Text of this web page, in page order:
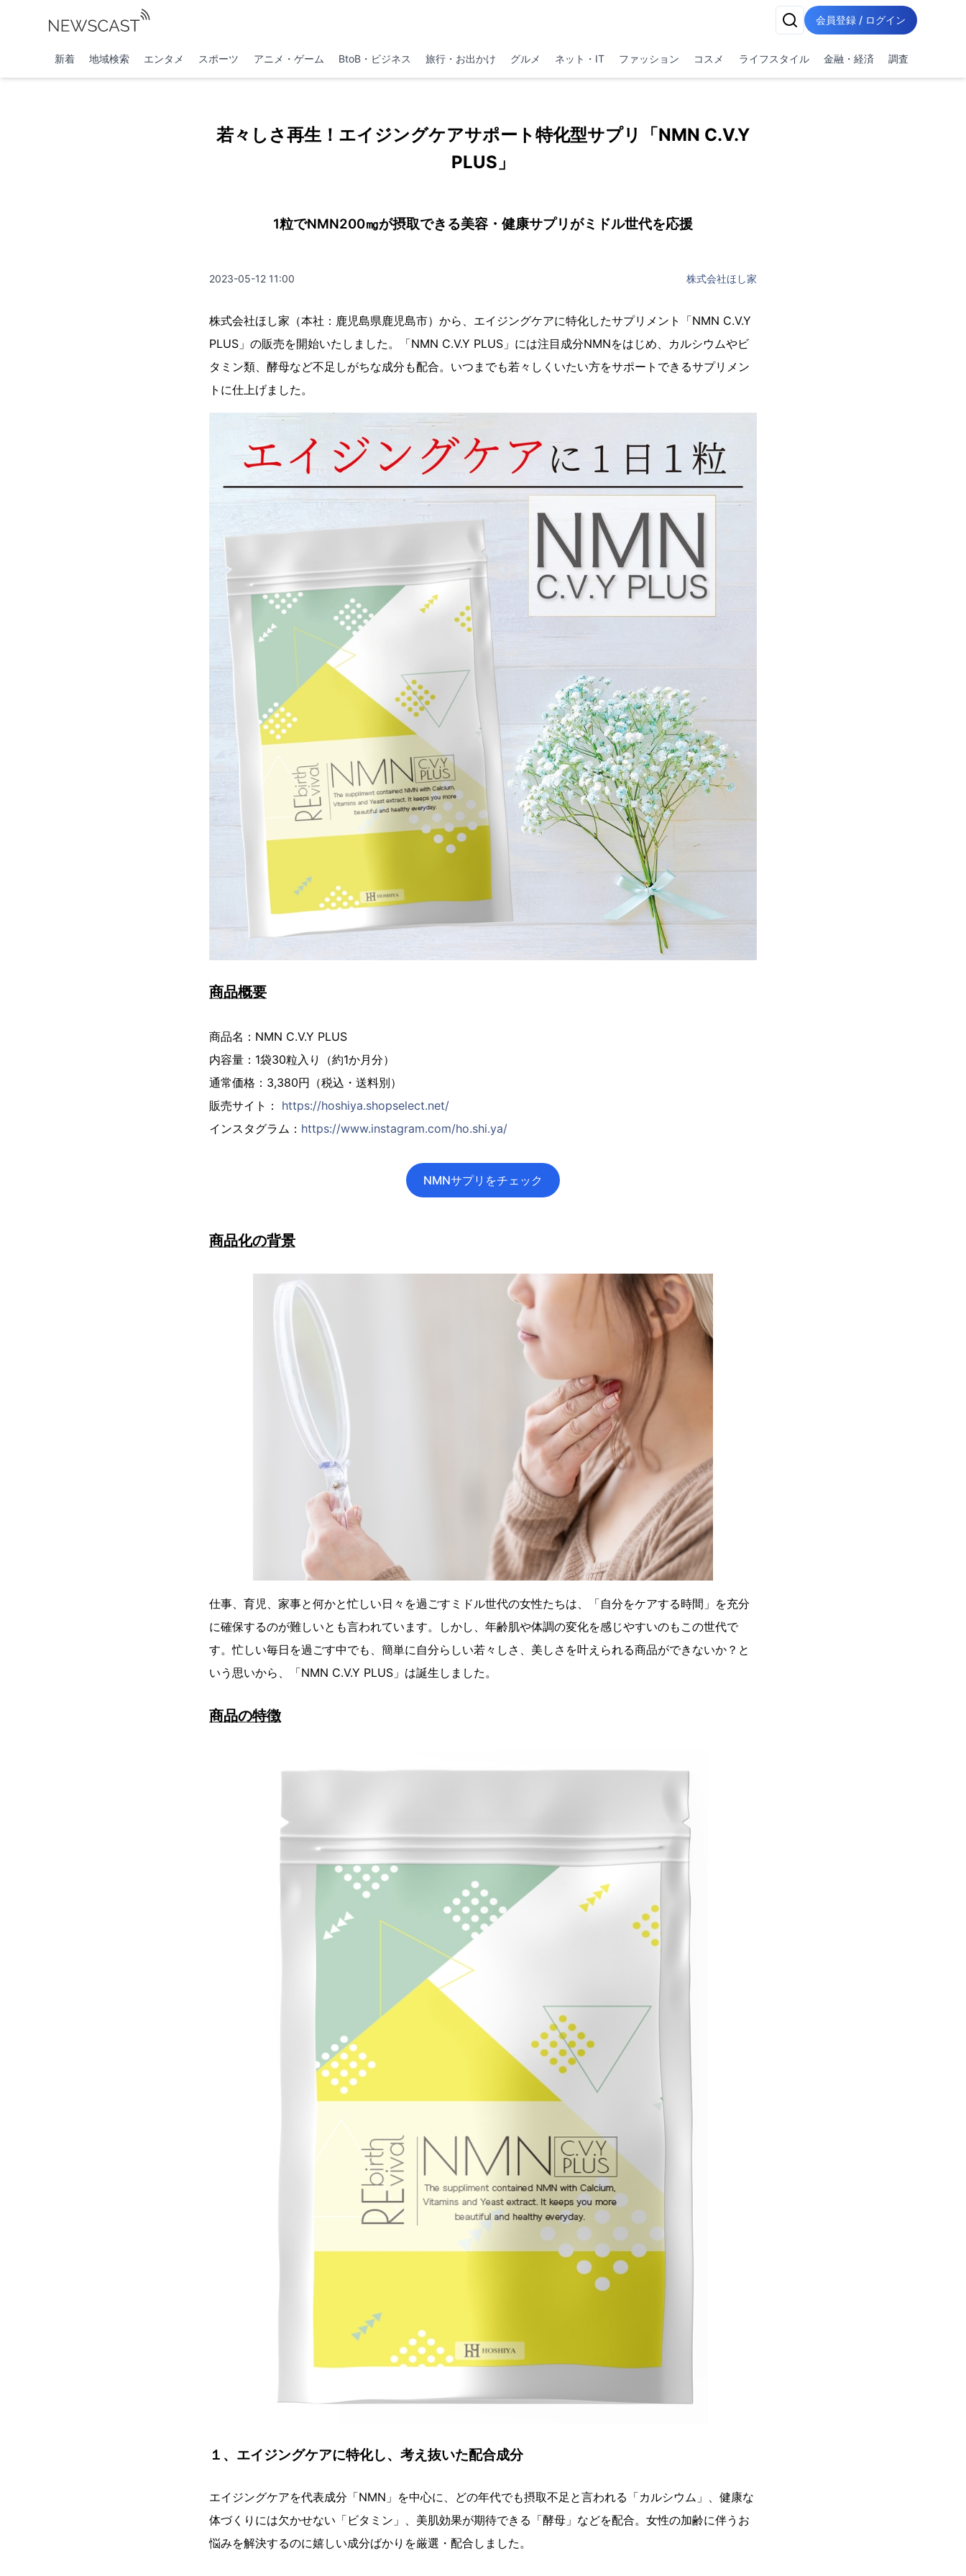
会員登録 / ログイン
新着 地域検索 エンタメ スポーツ アニメ・ゲーム BtoB・ビジネス 旅行・お出かけ グルメ ネット・IT ファッション コスメ ライフスタイル 金融・経済 調査
若々しさ再生！エイジングケアサポート特化型サプリ「NMN C.V.Y
PLUS」
1粒でNMN200㎎が摂取できる美容・健康サプリがミドル世代を応援
2023-05-12 11:00 株式会社ほし家
株式会社ほし家（本社：鹿児島県鹿児島市）から、エイジングケアに特化したサプリメント「NMN C.V.Y
PLUS」の販売を開始いたしました。「NMN C.V.Y PLUS」には注目成分NMNをはじめ、カルシウムやビ
タミン類、酵母など不足しがちな成分も配合。いつまでも若々しくいたい方をサポートできるサプリメン
トに仕上げました。
商品概要
商品名：NMN C.V.Y PLUS
内容量：1袋30粒入り（約1か月分）
通常価格：3,380円（税込・送料別）
販売サイト： https://hoshiya.shopselect.net/
インスタグラム： https://www.instagram.com/ho.shi.ya/
NMNサプリをチェック
商品化の背景
仕事、育児、家事と何かと忙しい日々を過ごすミドル世代の女性たちは、「自分をケアする時間」を充分
に確保するのが難しいとも言われています。しかし、年齢肌や体調の変化を感じやすいのもこの世代で
す。忙しい毎日を過ごす中でも、簡単に自分らしい若々しさ、美しさを叶えられる商品ができないか？と
いう思いから、「NMN C.V.Y PLUS」は誕生しました。
商品の特徴
１、エイジングケアに特化し、考え抜いた配合成分
エイジングケアを代表成分「NMN」を中心に、どの年代でも摂取不足と言われる「カルシウム」、健康な
体づくりには欠かせない「ビタミン」、美肌効果が期待できる「酵母」などを配合。女性の加齢に伴うお
悩みを解決するのに嬉しい成分ばかりを厳選・配合しました。